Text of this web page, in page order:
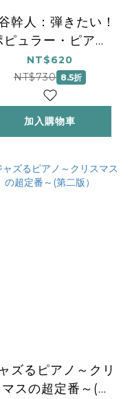
幹人：弾きたい！
ピュラー・ピアノ
ベートーベン ミー
ツ ポップス！」
NT$620
NT$730 8.5折
加入購物車
ズるピアノ～クリ
スの超定番～(第